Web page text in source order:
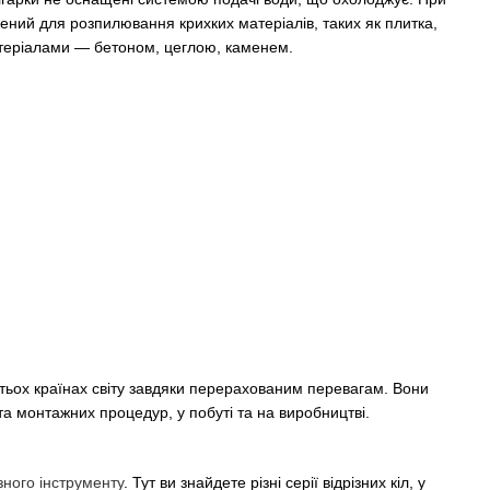
для розпилювання крихких матеріалів, таких як плитка,
— бетоном, цеглою, каменем.
країнах світу завдяки перерахованим перевагам. Вони
процедур, у побуті та на виробництві.
інструменту. Тут ви знайдете різні серії відрізних кіл, у